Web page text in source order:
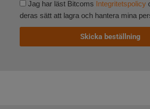
Jag har läst Bitcoms Integritetspolicy
deras sätt att lagra och hantera mina
Skicka beställning